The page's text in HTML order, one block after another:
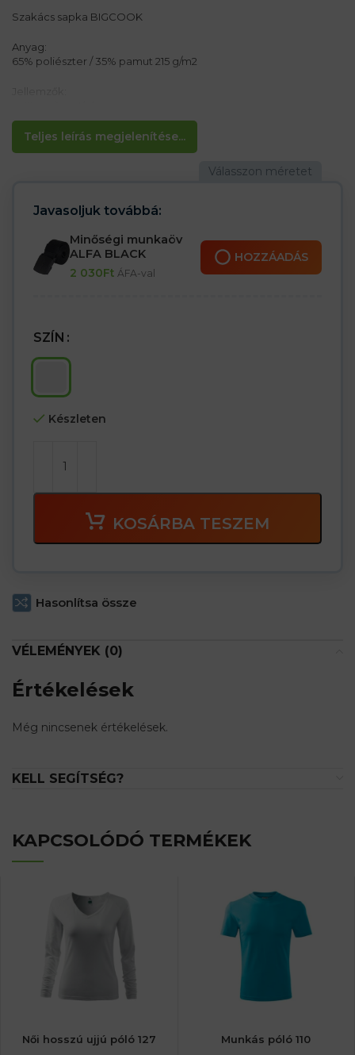
Teljes leírás megjelenítése...
Szakács sapka BIGCOOK
Anyag:
65% poliészter / 35% pamut 215 g/m2
– Állandó szín
– Lehetőség a méret beállítására tépőzárral
Javasoljuk továbbá:
Minőségi munkaöv
ALFA BLACK
2 030Ft ÁFA-val
HOZZÁADÁS
SZÍN
Készleten
KOSÁRBA TESZEM
Hasonlítsa össze
VÉLEMÉNYEK (0)
Értékelések
Még nincsenek értékelések.
KELL SEGÍTSÉG?
KAPCSOLÓDÓ TERMÉKEK
Női hosszú ujjú póló 127 Munkás póló 110